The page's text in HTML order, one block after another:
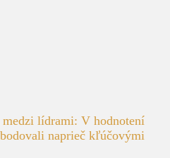
lídrami: V hodnotení
naprieč kľúčovými